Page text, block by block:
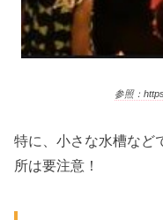
参照：
特に、小さな水槽など
所は要注意！